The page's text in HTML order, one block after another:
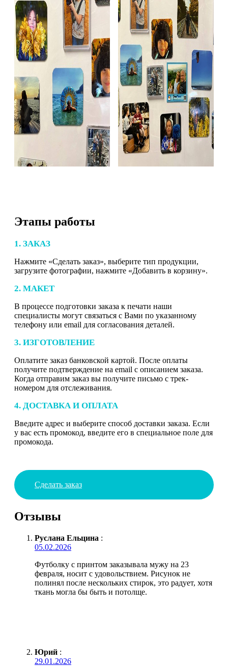
Этапы работы
1. ЗАКАЗ
Нажмите «Сделать заказ», выберите тип продукции,
загрузите фотографии, нажмите «Добавить в корзину».
2. МАКЕТ
В процессе подготовки заказа к печати наши
специалисты могут связаться с Вами по указанному
телефону или email для согласования деталей.
3. ИЗГОТОВЛЕНИЕ
Оплатите заказ банковской картой. После оплаты
получите подтверждение на email с описанием заказа.
Когда отправим заказ вы получите письмо с трек-
номером для отслеживания.
4. ДОСТАВКА И ОПЛАТА
Введите адрес и выберите способ доставки заказа. Если
у вас есть промокод, введите его в специальное поле для
промокода.
Сделать заказ
Отзывы
Руслана Ельцина :
05.02.2026
Футболку с принтом заказывала мужу на 23
февраля, носит с удовольствием. Рисунок не
полинял после нескольких стирок, это радует, хотя
ткань могла бы быть и потолще.
Юрий :
29.01.2026